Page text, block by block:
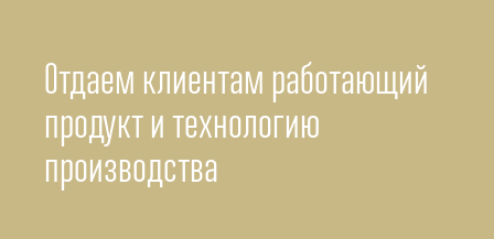
Отдаем клиентам работающий
продукт и технологию
производства